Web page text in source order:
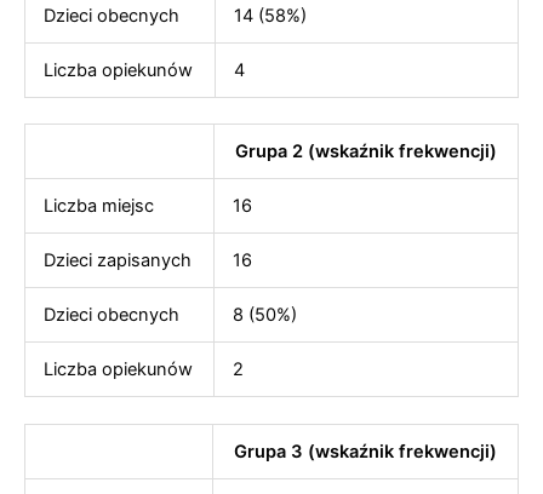
Dzieci obecnych 14 (58%)
Liczba opiekunów 4
Grupa 2 (wskaźnik frekwencji)
Liczba miejsc 16
Dzieci zapisanych 16
Dzieci obecnych 8 (50%)
Liczba opiekunów 2
Grupa 3 (wskaźnik frekwencji)